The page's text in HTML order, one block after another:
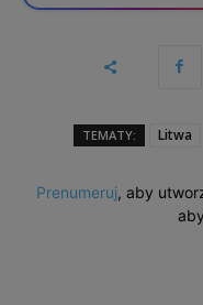
TEMATY: Litwa
Prenumeruj, aby